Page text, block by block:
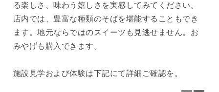
る楽しさ、味わう嬉しさを実感してみてください。
店内では、豊富な種類のそばを堪能することもでき
ます。地元ならではのスイーツも見逃せません。お
みやげも購入できます。
施設見学および体験は下記にて詳細ご確認を。